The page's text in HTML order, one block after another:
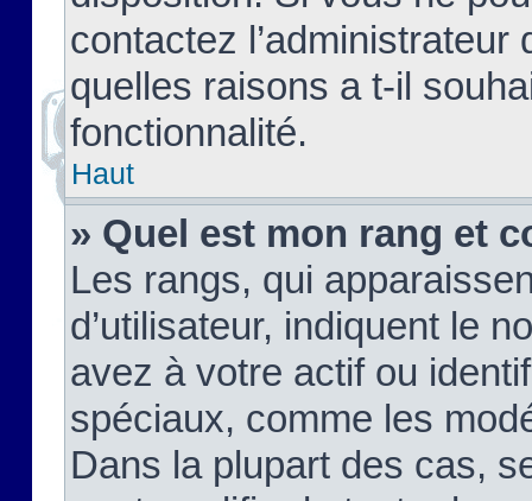
contactez
quelles raisons a t-il
fonctionnalité.
Haut
» Quel est mon rang et
Les rangs, qui
d’utilisateur, indiquent le
avez à votre actif ou
spéciaux, comme les
Dans la plupart des cas,